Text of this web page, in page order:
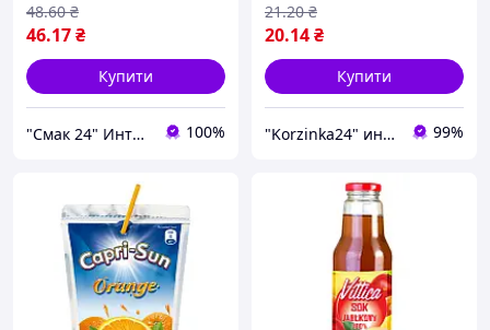
46.17₴
48.60 ₴
Купити
"Смак 24" Интернет-магазин 100%
20.14₴
21.20 ₴
Купити
"Korzinka24" интернет магазин 99%